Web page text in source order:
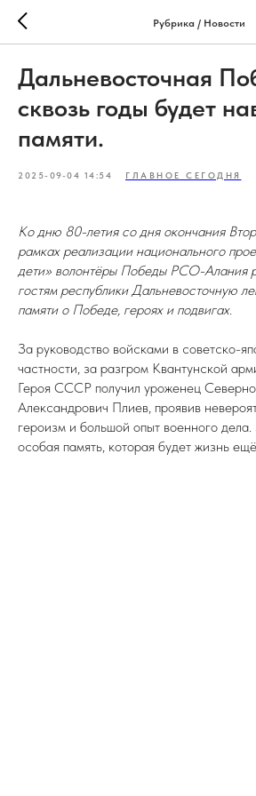
Рубрика / Новости
Дальневосточная
сквозь годы будет
памяти.
2025-09-04 14:54 ГЛАВНОЕ СЕГОДНЯ
Ко дню 80-летия со дня окончания
рамках реализации национального
дети» волонтёры Победы РСО-Алания
гостям республики Дальневосточную
памяти о Победе, героях и подвигах.
За руководство войсками в советско-
частности, за разгром Квантунской
Героя СССР получил уроженец
Александрович Плиев, проявив
героизм и большой опыт военного
особая память, которая будет жизнь